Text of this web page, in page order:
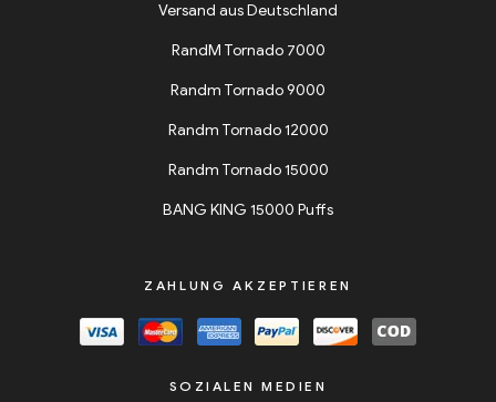
Versand aus Deutschland
RandM Tornado 7000
Randm Tornado 9000
Randm Tornado 12000
Randm Tornado 15000
BANG KING 15000 Puffs
ZAHLUNG AKZEPTIEREN
SOZIALEN MEDIEN